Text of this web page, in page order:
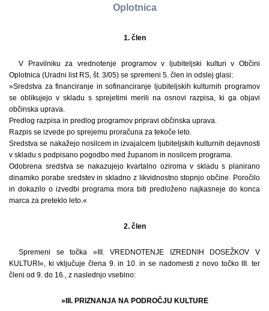
Oplotnica
1. člen
V Pravilniku za vrednotenje programov v ljubiteljski kulturi v Občini
Oplotnica (Uradni list RS, št. 3/05) se spremeni 5. člen in odslej glasi:
»Sredstva za financiranje in sofinanciranje ljubiteljskih kulturnih programov
se oblikujejo v skladu s sprejetimi merili na osnovi razpisa, ki ga objavi
občinska uprava.
Predlog razpisa in predlog programov pripravi občinska uprava.
Razpis se izvede po sprejemu proračuna za tekoče leto.
Sredstva se nakažejo nosilcem in izvajalcem ljubiteljskih kulturnih dejavnosti
v skladu s podpisano pogodbo med županom in nosilcem programa.
Odobrena sredstva se nakazujejo kvartalno oziroma v skladu s planirano
dinamiko porabe sredstev in skladno z likvidnostno stopnjo občine. Poročilo
in dokazilo o izvedbi programa mora biti predloženo najkasneje do konca
marca za preteklo leto.«
2. člen
Spremeni se točka »III. VREDNOTENJE IZREDNIH DOSEŽKOV V
KULTURI«, ki vključuje člena 9. in 10. in se nadomesti z novo točko III. ter
členi od 9. do 16., z naslednjo vsebino:
»III. PRIZNANJA NA PODROČJU KULTURE